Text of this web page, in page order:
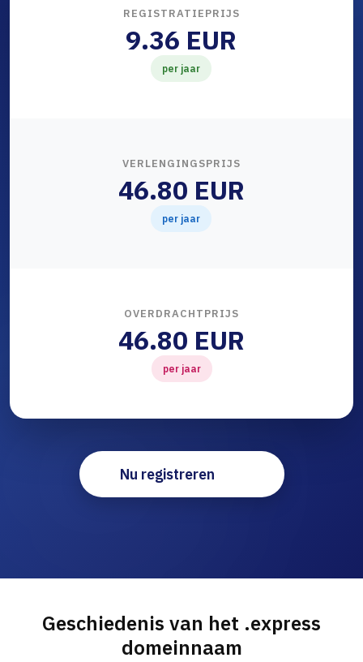
REGISTRATIEPRIJS
9.36 EUR
per jaar
VERLENGINGSPRIJS
46.80 EUR
per jaar
OVERDRACHTPRIJS
46.80 EUR
per jaar
Nu registreren
Geschiedenis van het .express
domeinnaam